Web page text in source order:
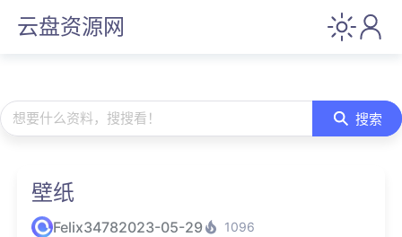
云盘资源网
想要什么资料，搜搜看！ 搜索
壁纸
Felix34782023-05-29 1096